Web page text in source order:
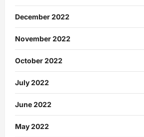
December 2022
November 2022
October 2022
July 2022
June 2022
May 2022